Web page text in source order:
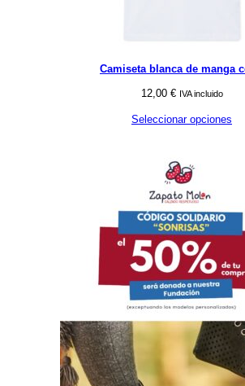
Camiseta blanca de manga
12,00 € IVA incluido
Seleccionar opciones